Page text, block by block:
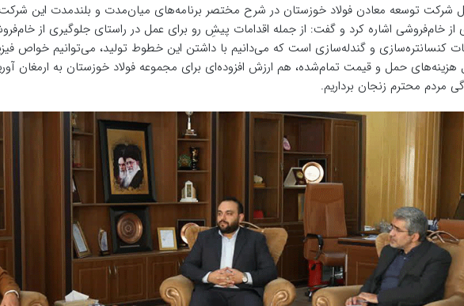
شرکت توسعه معادن فولاد خوزستان در شرح مختصر برنامه‌های میان‌مدت و بلندمدت این
از خام‌فروشی اشاره کرد و گفت: از جمله اقدامات پیشِ رو برای عمل در راستای جلوگیری از
کنسانتره‌سازی و گندله‌سازی است که می‌دانیم با داشتن این خطوط تولید، می‌توانیم خواص
هزینه‌های حمل و قیمت تما‌م‌شده، هم ارزش افزوده‌ای برای مجموعه فولاد خوزستان به ارمغان
مردم محترم زنجان برداریم.